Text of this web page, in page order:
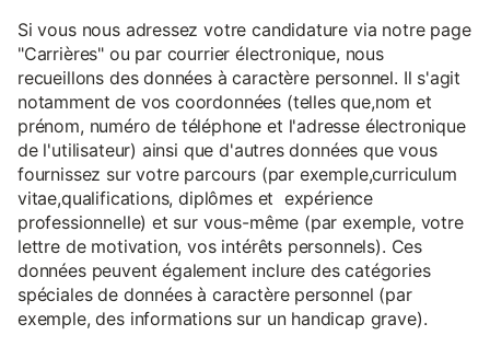
Si vous nous adressez votre candidature via notre page
"Carrières" ou par courrier électronique, nous
recueillons des données à caractère personnel. Il s'agit
notamment de vos coordonnées (telles que,nom et
prénom, numéro de téléphone et l'adresse électronique
de l'utilisateur) ainsi que d'autres données que vous
fournissez sur votre parcours (par exemple,curriculum
vitae,qualifications, diplômes et expérience
professionnelle) et sur vous-même (par exemple, votre
lettre de motivation, vos intérêts personnels). Ces
données peuvent également inclure des catégories
spéciales de données à caractère personnel (par
exemple, des informations sur un handicap grave).